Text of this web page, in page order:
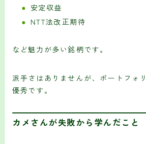
安定収益
NTT法改正期待
など魅力が多い銘柄です。
派手さはありませんが、ポートフォ
優秀です。
カメさんが失敗から学んだこと